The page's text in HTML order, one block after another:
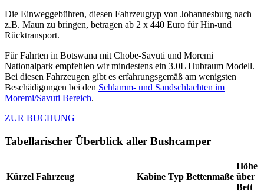
Die Einweggebühren, diesen Fahrzeugtyp von Johannesburg nach
z.B. Maun zu bringen, betragen ab 2 x 440 Euro für Hin-und
Rücktransport.
Für Fahrten in Botswana mit Chobe-Savuti und Moremi
Nationalpark empfehlen wir mindestens ein 3.0L Hubraum Modell.
Bei diesen Fahrzeugen gibt es erfahrungsgemäß am wenigsten
Beschädigungen bei den Schlamm- und Sandschlachten im
Moremi/Savuti Bereich.
ZUR BUCHUNG
Tabellarischer Überblick aller Bushcamper
Kürzel Fahrzeug Kabine Typ Bettenmaße
Höhe
über
Bett